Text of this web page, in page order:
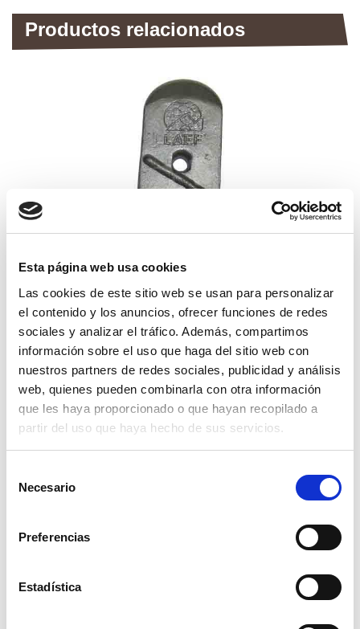
Esta página web usa cookies
Las cookies de este sitio web se usan para personalizar
el contenido y los anuncios, ofrecer funciones de redes
sociales y analizar el tráfico. Además, compartimos
información sobre el uso que haga del sitio web con
nuestros partners de redes sociales, publicidad y análisis
web, quienes pueden combinarla con otra información
que les haya proporcionado o que hayan recopilado a
partir del uso que haya hecho de sus servicios.
Necesario
Preferencias
Estadística
Productos relacionados
puntera de arado tungsteno para
kvernerland
53,17€ comprar